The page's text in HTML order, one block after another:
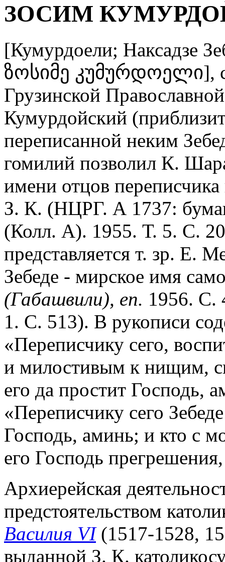
ЗОСИМ
[Кумурдоели; Наксадзе
ზოსიმე კუმურდოელი],
Грузинской
Кумурдойский
переписанной неким
гомилий позволил К.
имени отцов
З. К. (НЦРГ. А 1737:
(Колл. А). 1955. Т. 5. С.
представляется т. зр. Е.
Зебеде - мирское имя
(Габашвили), еп. 1956. С.
1. С. 513). В рукописи
«Переписчику сего,
и милостивым к нищим,
его да простит Господь,
«Переписчику сего
Господь, аминь; и кто с
его Господь
Архиерейская
предстоятельством
Василия VI(1517-1528,
выданной З. К.